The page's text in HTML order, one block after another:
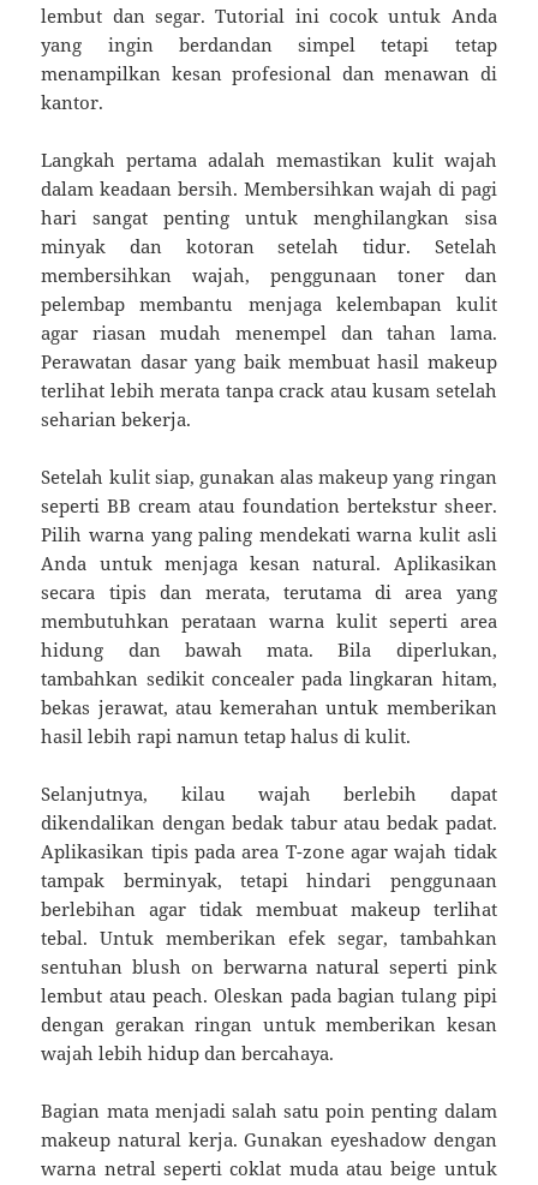
lembut dan segar. Tutorial ini cocok untuk Anda
yang ingin berdandan simpel tetapi tetap
menampilkan kesan profesional dan menawan di
kantor.
Langkah pertama adalah memastikan kulit wajah
dalam keadaan bersih. Membersihkan wajah di pagi
hari sangat penting untuk menghilangkan sisa
minyak dan kotoran setelah tidur. Setelah
membersihkan wajah, penggunaan toner dan
pelembap membantu menjaga kelembapan kulit
agar riasan mudah menempel dan tahan lama.
Perawatan dasar yang baik membuat hasil makeup
terlihat lebih merata tanpa crack atau kusam setelah
seharian bekerja.
Setelah kulit siap, gunakan alas makeup yang ringan
seperti BB cream atau foundation bertekstur sheer.
Pilih warna yang paling mendekati warna kulit asli
Anda untuk menjaga kesan natural. Aplikasikan
secara tipis dan merata, terutama di area yang
membutuhkan perataan warna kulit seperti area
hidung dan bawah mata. Bila diperlukan,
tambahkan sedikit concealer pada lingkaran hitam,
bekas jerawat, atau kemerahan untuk memberikan
hasil lebih rapi namun tetap halus di kulit.
Selanjutnya, kilau wajah berlebih dapat
dikendalikan dengan bedak tabur atau bedak padat.
Aplikasikan tipis pada area T-zone agar wajah tidak
tampak berminyak, tetapi hindari penggunaan
berlebihan agar tidak membuat makeup terlihat
tebal. Untuk memberikan efek segar, tambahkan
sentuhan blush on berwarna natural seperti pink
lembut atau peach. Oleskan pada bagian tulang pipi
dengan gerakan ringan untuk memberikan kesan
wajah lebih hidup dan bercahaya.
Bagian mata menjadi salah satu poin penting dalam
makeup natural kerja. Gunakan eyeshadow dengan
warna netral seperti coklat muda atau beige untuk